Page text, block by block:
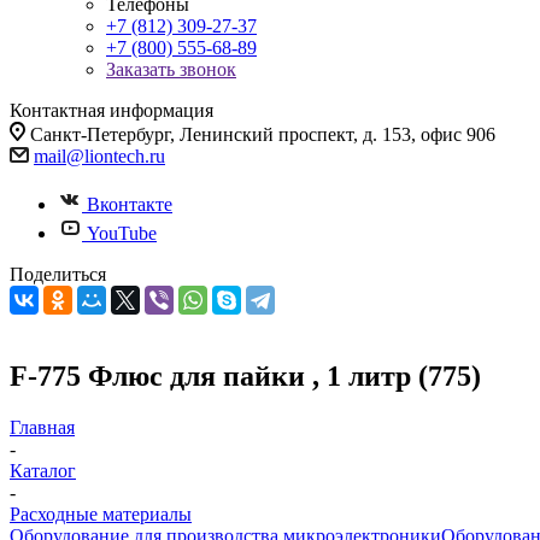
Телефоны
+7 (812) 309-27-37
+7 (800) 555-68-89
Заказать звонок
Контактная информация
Санкт-Петербург, Ленинский проспект, д. 153, офис 906
mail@liontech.ru
Вконтакте
YouTube
Поделиться
F-775 Флюс для пайки , 1 литр (775)
Главная
-
Каталог
-
Расходные материалы
Оборудование для производства микроэлектроники